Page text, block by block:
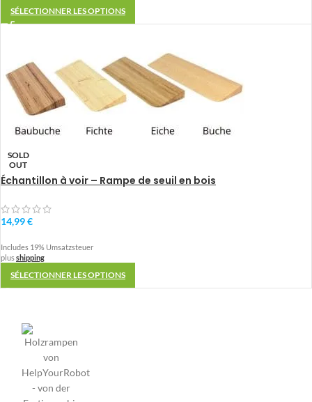
SÉLECTIONNER LES OPTIONS
SOLD
OUT
Échantillon à voir – Rampe de seuil en bois
14,99€
Includes 19% Umsatzsteuer
plusshipping
SÉLECTIONNER LES OPTIONS